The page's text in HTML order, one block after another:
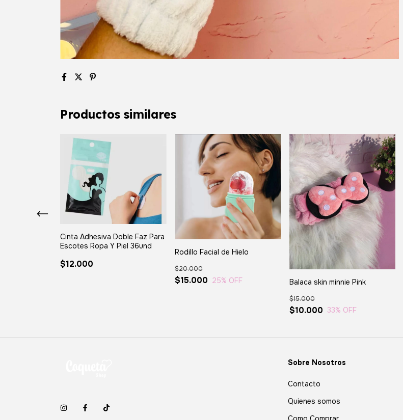
Productos similares
Cinta Adhesiva Doble Faz Para
Escotes Ropa Y Piel 36und
$12.000
Rodillo Facial de Hielo
$15.000
$20.000
25% OFF Balaca skin minnie Pink
$10.000
$15.000
33% OFF
Sobre Nosotros
Contacto
Quienes somos